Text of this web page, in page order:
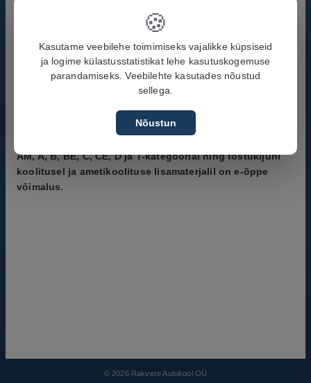
Tere tulemast Rakvere Autokooli kodulehele!
Pakutavad koolitused:
*AM-, A-, B-, BE-, C-, CE-, D- ja T-kategooria
mootorsõidukijuhi kursused;
*veoauto- ja bussijuhi ametikoolitused;
*lõppastme koolitus (talviti);
AM, A, B, BE, C, CE, D ja T-kategoorial ning tõstukijuhi
koolitusel ja ametikoolituse lisamaterjalil on e-õppe
võimalus.
© 2026Rakvere Autokool OÜ
🍪
Kasutame veebilehe toimimiseks vajalikke küpsiseid
ja logime külastusstatistikat lehe kasutuskogemuse
parandamiseks. Veebilehte kasutades nõustud
sellega.
Nõustun